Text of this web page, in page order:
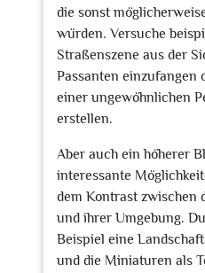
die sonst
würden. Versuche
Straßenszene aus der
Passanten einzufangen
einer ungewöhnlichen
erstellen.
Aber auch ein höherer
interessante
dem Kontrast zwischen
und ihrer Umgebung.
Beispiel eine
und die Miniaturen als